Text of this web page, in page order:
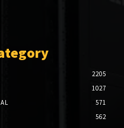
2205
1027
571
562